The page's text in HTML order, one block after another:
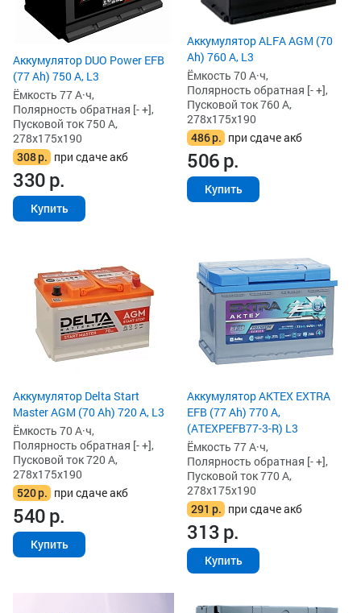
Аккумулятор DUO Power EFB
(77 Ah) 750 А, L3
Ёмкость 77 А·ч,
Полярность обратная [- +],
Пусковой ток 750 А,
278x175x190
308р. при сдаче акб
330р.
Купить
Аккумулятор ALFA AGM (70
Ah) 760 А, L3
Ёмкость 70 А·ч,
Полярность обратная [- +],
Пусковой ток 760 А,
278x175x190
486р. при сдаче акб
506р.
Купить
Аккумулятор Delta Start
Master AGM (70 Ah) 720 А, L3
Ёмкость 70 А·ч,
Полярность обратная [- +],
Пусковой ток 720 А,
278x175x190
520р. при сдаче акб
540р.
Купить
Аккумулятор AKTEX EXTRA
EFB (77 Ah) 770 А,
(ATEXPEFB77-3-R) L3
Ёмкость 77 А·ч,
Полярность обратная [- +],
Пусковой ток 770 А,
278x175x190
291 р. при сдаче акб
313р.
Купить